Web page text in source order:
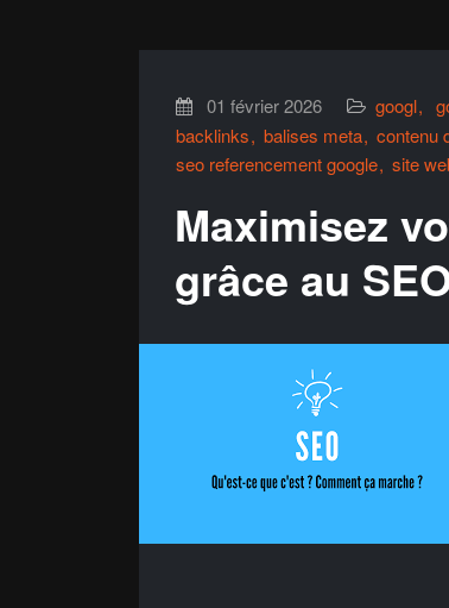
01 février 2026 googl
backlinks
balises meta contenu
seo referencement google site
Maximisez
grâce au